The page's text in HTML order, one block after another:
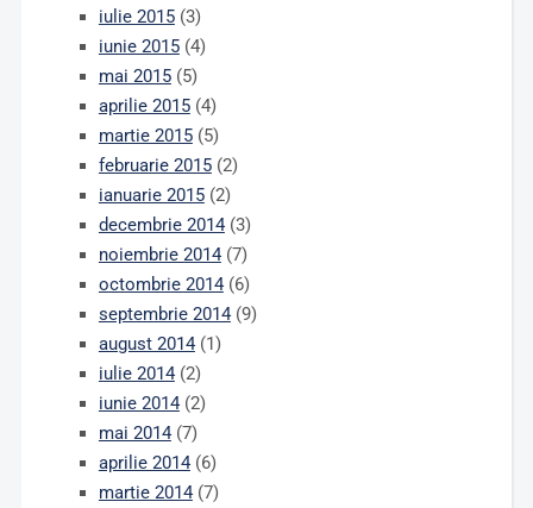
iulie 2015(3)
iunie 2015(4)
mai 2015(5)
aprilie 2015(4)
martie 2015(5)
februarie 2015(2)
ianuarie 2015(2)
decembrie 2014(3)
noiembrie 2014(7)
octombrie 2014(6)
septembrie 2014(9)
august 2014(1)
iulie 2014(2)
iunie 2014(2)
mai 2014(7)
aprilie 2014(6)
martie 2014(7)